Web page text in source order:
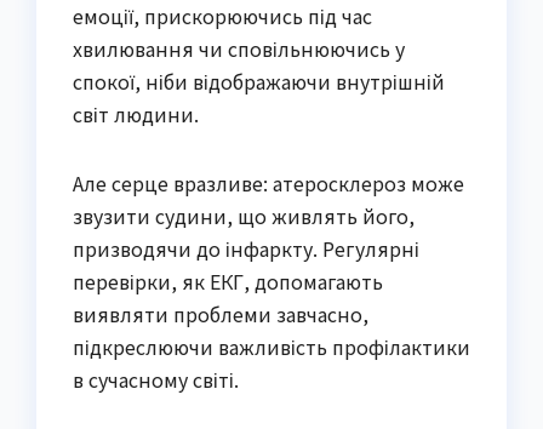
емоції, прискорюючись під час
хвилювання чи сповільнюючись у
спокої, ніби відображаючи внутрішній
світ людини.
Але серце вразливе: атеросклероз може
звузити судини, що живлять його,
призводячи до інфаркту. Регулярні
перевірки, як ЕКГ, допомагають
виявляти проблеми завчасно,
підкреслюючи важливість профілактики
в сучасному світі.